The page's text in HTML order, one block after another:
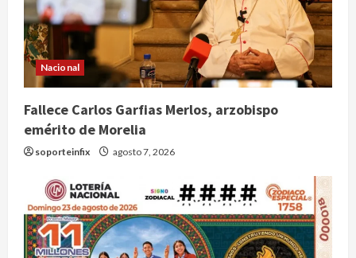
Nacional
Fallece Carlos Garfias Merlos, arzobispo
emérito de Morelia
soporteinfix agosto 7, 2026